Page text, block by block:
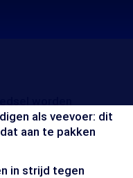
als veevoer: dit
aan te pakken
in strijd tegen